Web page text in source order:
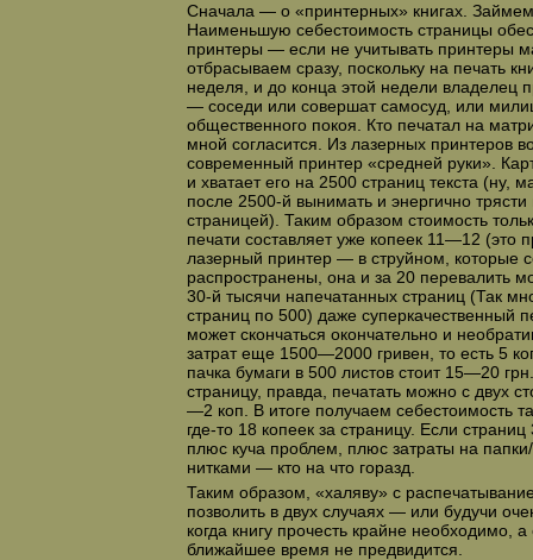
Сначала — о «принтерных» книгах.
Наименьшую себестоимость страницы
принтеры — если не учитывать принтеры
отбрасываем сразу, поскольку на печать
неделя, и до конца этой недели владелец
— соседи или совершат самосуд, или
общественного покоя. Кто печатал на
мной согласится. Из лазерных принтеров
современный принтер «средней руки».
и хватает его на 2500 страниц текста (ну,
после 2500-й вынимать и энергично
страницей). Таким образом стоимость
печати составляет уже копеек 11—12 (это
лазерный принтер — в струйном, которые
распространены, она и за 20 перевалить
30-й тысячи напечатанных страниц (Так
страниц по 500) даже суперкачественный
может скончаться окончательно и
затрат еще 1500—2000 гривен, то есть 5
пачка бумаги в 500 листов стоит 15—20
страницу, правда, печатать можно с двух
—2 коп. В итоге получаем себестоимость
где-то 18 копеек за страницу. Если
плюс куча проблем, плюс затраты на
нитками — кто на что горазд.
Таким образом, «халяву» с
позволить в двух случаях — или будучи
когда книгу прочесть крайне необходимо,
ближайшее время не предвидится.